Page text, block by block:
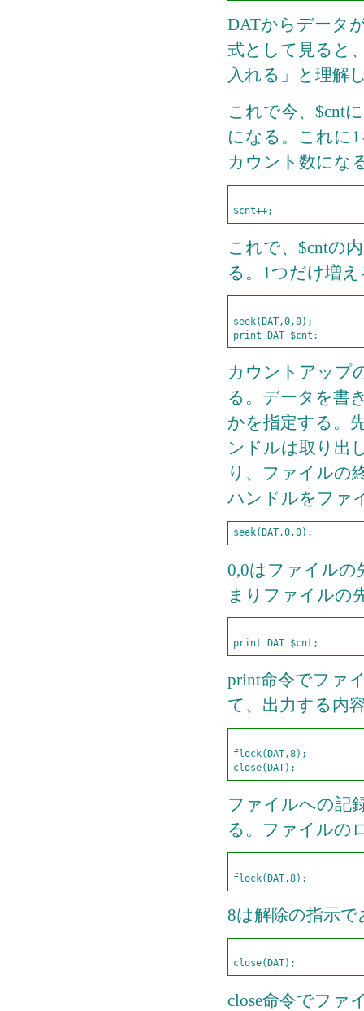
DATからデータ
式として見ると
入れる」と理解
これで今、$cnt
になる。これに
カウント数にな
これで、$cntの
る。1つだけ増
seek(DAT,0,0);
カウントアップ
る。データを書
かを指定する。
ンドルは取り出
り、ファイルの
ハンドルをファ
seek(DAT,0,0);
0,0はファイルの
まりファイルの
print命令でファ
て、出力する内
flock(DAT,8);
ファイルへの記
る。ファイルの
8は解除の指示で
close命令でファ